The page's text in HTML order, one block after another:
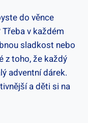
do věnce
v každém
sladkost nebo
z toho, že každý
adventní dárek.
a děti si na